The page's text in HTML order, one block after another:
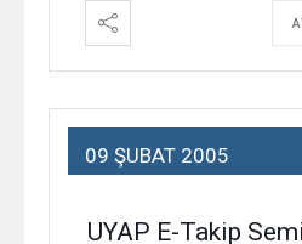
09 ŞUBAT 2005
UYAP E-Takip